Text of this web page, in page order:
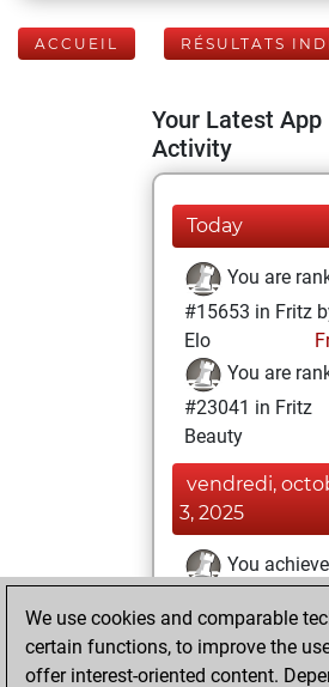
ACCUEIL RÉSULTATS
Your Latest App
Activity
Today
You are
#15653 in Fritz
Elo
You are
#23041 in Fritz
Beauty
vendredi,
3, 2025
You
You
achieved a new
We use cookies and comparable
certain functions, to improve the
offer interest-oriented content.